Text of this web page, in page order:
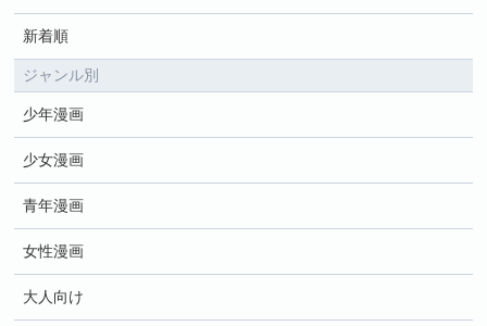
新着順
ジャンル別
少年漫画
少女漫画
青年漫画
女性漫画
大人向け